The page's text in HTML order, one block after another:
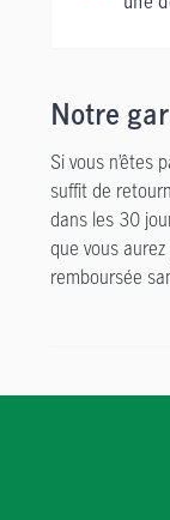
Notre
Si vous n’êtes
suffit de
dans les 30
que vous
remboursée